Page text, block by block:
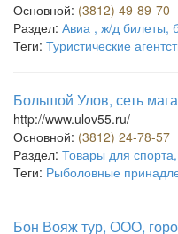
Основной: (3812) 49-89-70
Раздел: Авиа , ж/д билеты,
Теги: Туристические
Большой Улов, сеть
http://www.ulov55.ru/
Основной: (3812) 24-78-57
Раздел: Товары для
Теги: Рыболовные
Бон Вояж тур, ООО,